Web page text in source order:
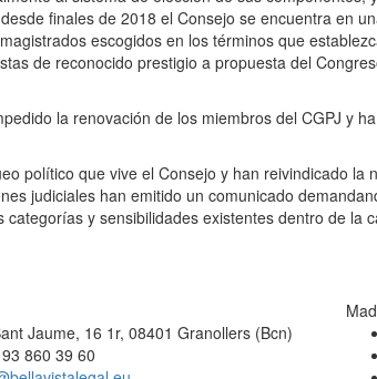
finales de 2018 el Consejo se encuentra en
escogidos en los términos que
de reconocido prestigio a propuesta del
la renovación de los miembros del CGPJ y
político que vive el Consejo y han reivindicado la
judiciales han emitido un comunicado
y sensibilidades existentes dentro de la
Jaume, 16 1r, 08401 Granollers (Bcn)
860 39 60